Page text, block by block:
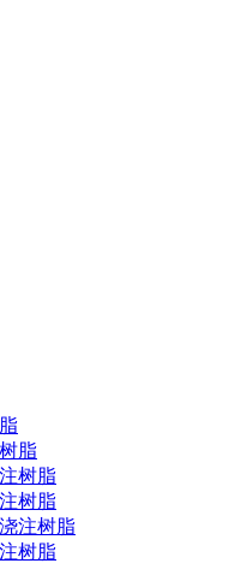
脂
树脂
树脂
注树脂
树脂